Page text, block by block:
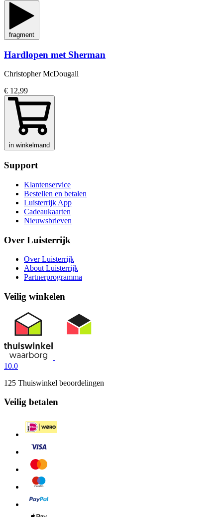
fragment
Hardlopen met Sherman
Christopher McDougall
€ 12,99
in winkelmand
Support
Klantenservice
Bestellen en betalen
Luisterrijk App
Cadeaukaarten
Nieuwsbrieven
Over Luisterrijk
Over Luisterrijk
About Luisterrijk
Partnerprogramma
Veilig winkelen
10.0
125 Thuiswinkel beoordelingen
Veilig betalen